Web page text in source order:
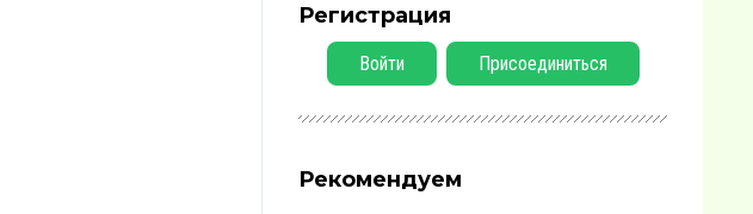
Регистрация
Войти Присоединиться
Рекомендуем